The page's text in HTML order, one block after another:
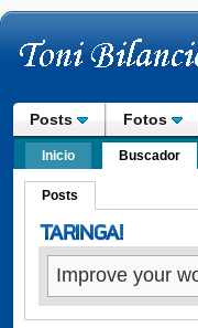
Posts Fotos
Inicio Buscador
Posts